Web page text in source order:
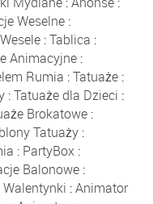
Weselne :
Wesele:Tablica :
Animacyjne :
Rumia :Tatuaże:
:Tatuaże dla Dzieci :
Brokatowe:
Tatuaży :
: PartyBox:
Balonowe :
Walentynki :Animator